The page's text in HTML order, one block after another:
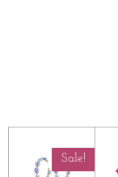
Sale!